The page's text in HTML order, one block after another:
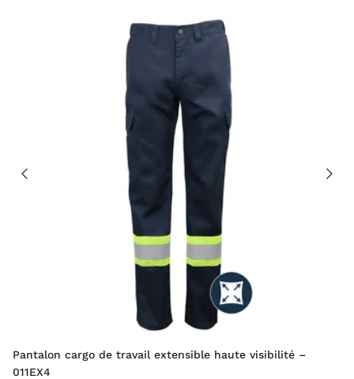
Pantalon cargo de travail extensible haute visibilité –
011EX4